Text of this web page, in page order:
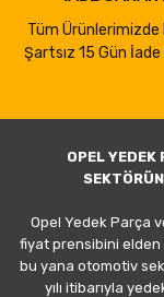
Tüm Ürünlerimizde
Şartsız 15 Gün
OPEL YEDEK
Opel Yedek Parça
fiyat prensibini elden
bu yana otomotiv
yılı itibarıyla